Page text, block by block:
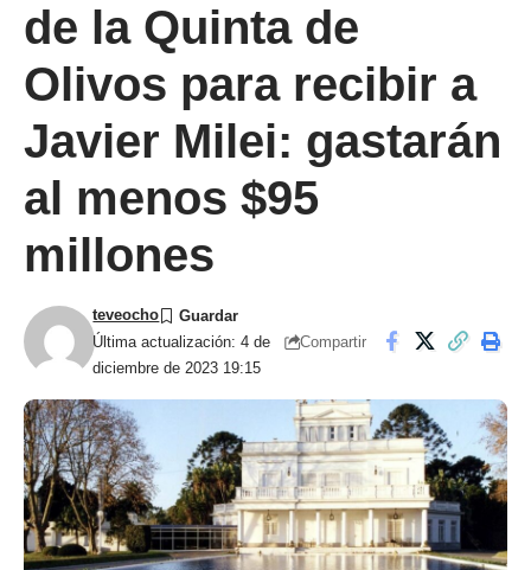
de la Quinta de
Olivos para recibir a
Javier Milei: gastarán
al menos $95
millones
Última actualización: 4 de
diciembre de 2023 19:15
teveocho
Compartir